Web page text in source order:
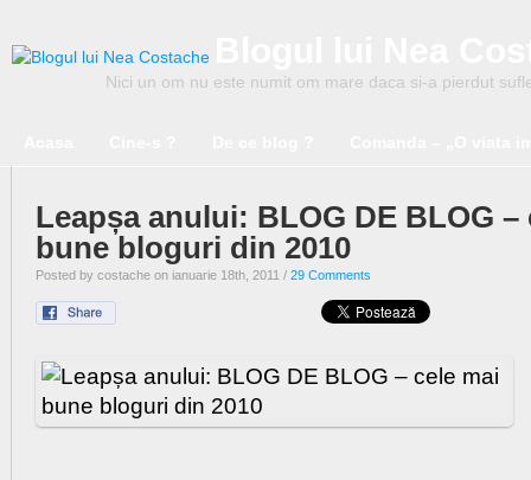
Nici un om nu este numit om mare daca si-a pierdut
Leapșa anului: BLOG DE BLOG –
bune bloguri din 2010
Posted by costache on ianuarie 18th, 2011 / 29 Comments